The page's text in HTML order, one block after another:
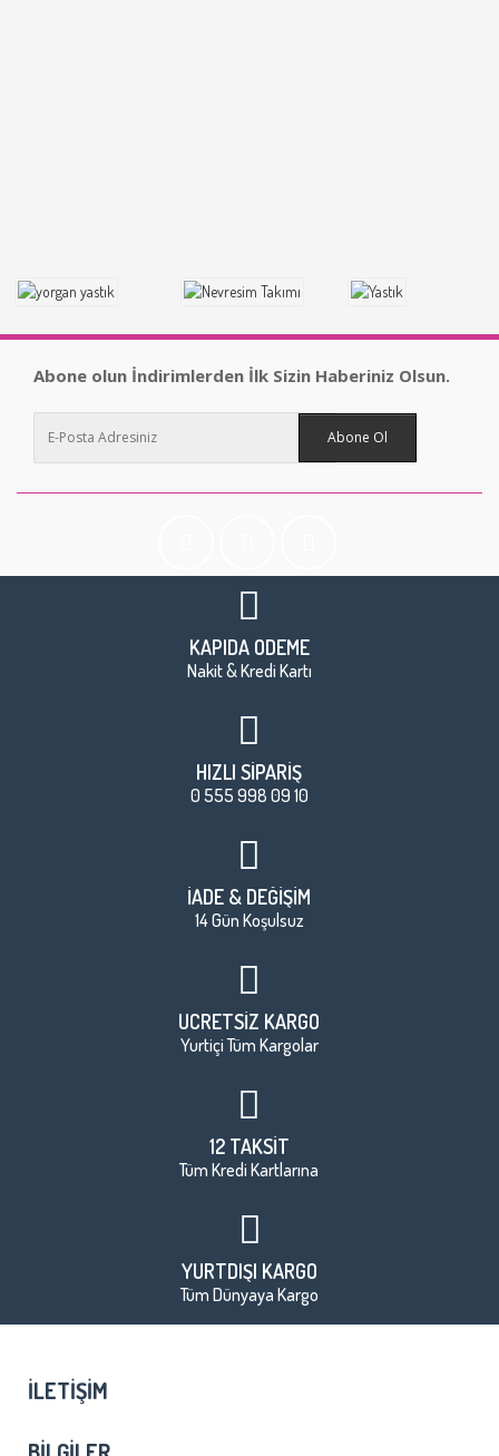
Abone olun İndirimlerden İlk Sizin Haberiniz Olsun.
Abone Ol
KAPIDA ÖDEME
Nakit & Kredi Kartı
HIZLI SİPARİŞ
0 555 998 09 10
İADE & DEĞİŞİM
14 Gün Koşulsuz
ÜCRETSİZ KARGO
Yurtiçi Tüm Kargolar
12 TAKSİT
Tüm Kredi Kartlarına
YURTDIŞI KARGO
Tüm Dünyaya Kargo
İLETIŞIM